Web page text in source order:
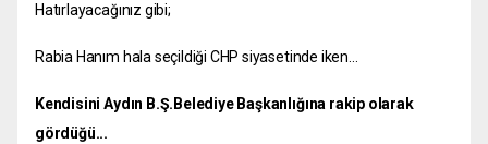
Hatırlayacağınız gibi;
Rabia Hanım hala seçildiği CHP siyasetinde iken...
Kendisini Aydın B.Ş.Belediye Başkanlığına rakip olarak
gördüğü...